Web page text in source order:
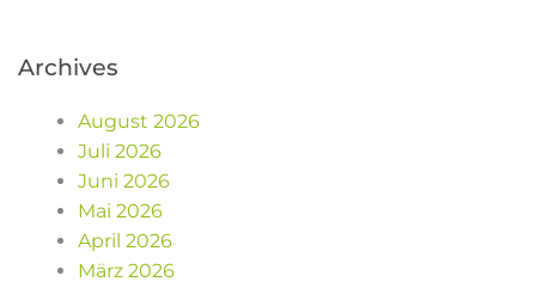
Archives
August 2026
Juli 2026
Juni 2026
Mai 2026
April 2026
März 2026